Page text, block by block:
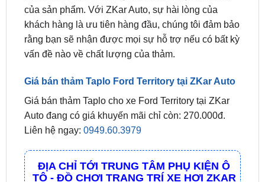
rằng bạn sẽ nhận được mọi sự hỗ trợ nếu có bất kỳ
vấn đề nào về chất lượng của thảm.
Giá bán thảm Taplo Ford Territory tại ZKar Auto
Auto đang có giá khuyến mãi chỉ còn: 270.000đ.
Liên hệ ngay:0949.60.3979
ĐỊA CHỈ TỚI TRUNG TÂM PHỤ KIỆN Ô